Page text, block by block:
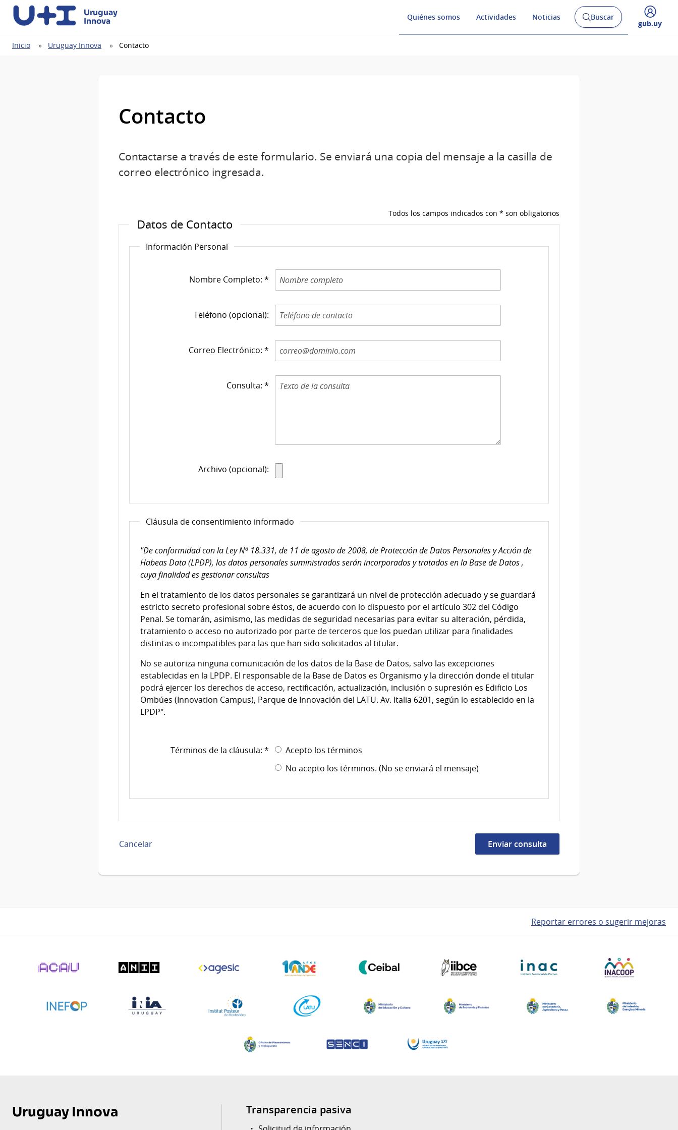
Uruguay
Innova
Quiénes somos Actividades Noticias
Abrir
buscador
Buscar
Desplegar
gub.uy
Ruta
Inicio Uruguay Innova Contacto
Contacto
Contactarse a través de este formulario. Se enviará una copia del mensaje a la casilla de
correo electrónico ingresada.
Todos los campos indicados con * son obligatorios
Datos de Contacto
Información Personal
Nombre Completo: *
Teléfono (opcional):
Correo Electrónico: *
Consulta: *
Archivo (opcional):
Cláusula de consentimiento informado
"De conformidad con la Ley Nº 18.331, de 11 de agosto de 2008, de Protección de Datos Personales y Acción de
Habeas Data (LPDP), los datos personales suministrados serán incorporados y tratados en la Base de Datos ,
cuya finalidad es gestionar consultas
En el tratamiento de los datos personales se garantizará un nivel de protección adecuado y se guardará
estricto secreto profesional sobre éstos, de acuerdo con lo dispuesto por el artículo 302 del Código
Penal. Se tomarán, asimismo, las medidas de seguridad necesarias para evitar su alteración, pérdida,
tratamiento o acceso no autorizado por parte de terceros que los puedan utilizar para finalidades
distintas o incompatibles para las que han sido solicitados al titular.
No se autoriza ninguna comunicación de los datos de la Base de Datos, salvo las excepciones
establecidas en la LPDP. El responsable de la Base de Datos es Organismo y la dirección donde el titular
podrá ejercer los derechos de acceso, rectificación, actualización, inclusión o supresión es Edificio Los
Ombúes (Innovation Campus), Parque de Innovación del LATU. Av. Italia 6201, según lo establecido en la
LPDP".
Términos de la cláusula: *
Acepto los términos
No acepto los términos. (No se enviará el mensaje)
Reportar errores o sugerir mejoras
página
Uruguay Innova Transparencia pasiva